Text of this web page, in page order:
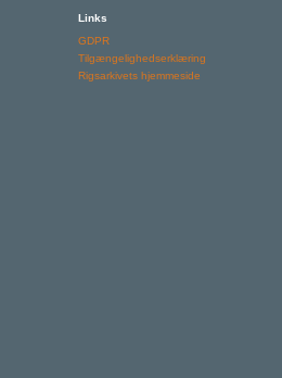
Links
GDPR
Tilgængelighedserklæring
Rigsarkivets hjemmeside